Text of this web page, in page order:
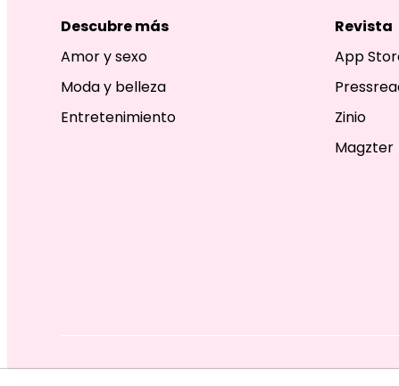
Descubre más
Amor y sexo
Moda y belleza
Entretenimiento
Revista
App
Zinio
Magzter
EDITORIAL TELEVISA S.A. DE C.V. TODOS LOS